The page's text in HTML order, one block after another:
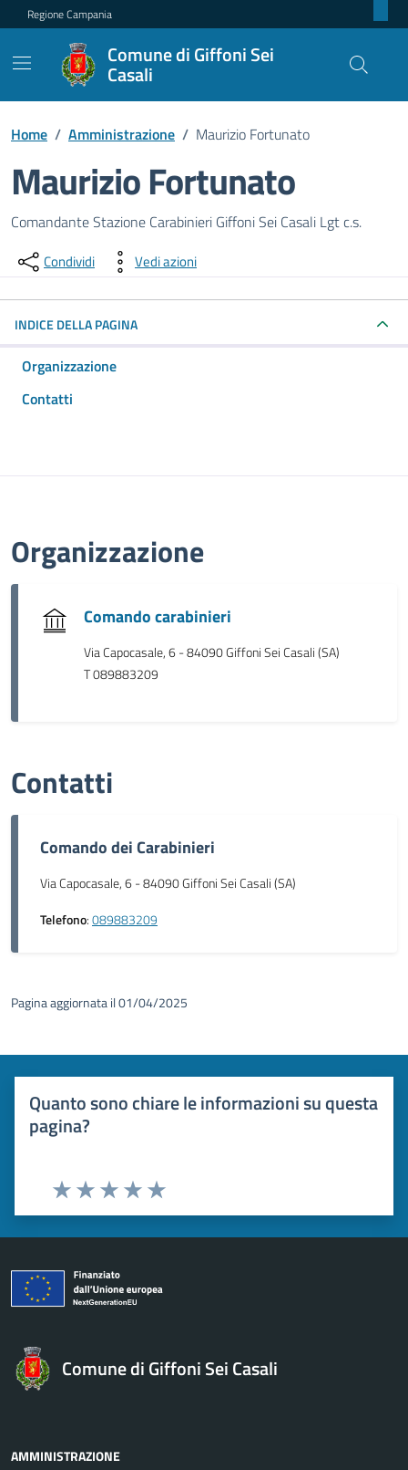
Regione Campania
Comune di Giffoni Sei
Casali
Home / Amministrazione / Maurizio Fortunato
Maurizio Fortunato
Dettagli della persona pubblica
Comandante Stazione Carabinieri Giffoni Sei Casali Lgt c.s.
Condividi Vedi azioni
INDICE DELLA PAGINA
Organizzazione
Contatti
Organizzazione
Comando carabinieri
Via Capocasale, 6 - 84090 Giffoni Sei Casali (SA)
T 089883209
Contatti
Comando dei Carabinieri
Via Capocasale, 6 - 84090 Giffoni Sei Casali (SA)
Telefono:089883209
Pagina aggiornata il 01/04/2025
Quanto sono chiare le informazioni su questa
pagina?
Valuta 5 stelle su 5
Valuta 4 stelle su 5
Valuta 3 stelle su 5
Valuta 2 stelle su 5
Valuta 1 stelle su 5
Comune di Giffoni Sei Casali
AMMINISTRAZIONE